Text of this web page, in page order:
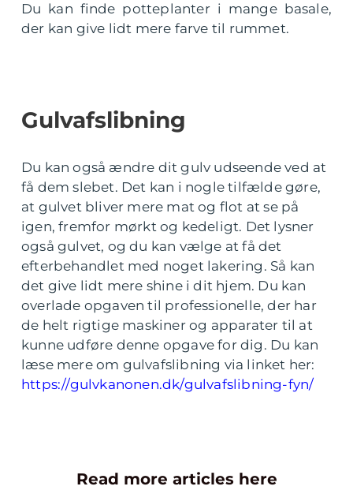
Du kan finde potteplanter i mange basale,
der kan give lidt mere farve til rummet.
Gulvafslibning
Du kan også ændre dit gulv udseende ved at
få dem slebet. Det kan i nogle tilfælde gøre,
at gulvet bliver mere mat og flot at se på
igen, fremfor mørkt og kedeligt. Det lysner
også gulvet, og du kan vælge at få det
efterbehandlet med noget lakering. Så kan
det give lidt mere shine i dit hjem. Du kan
overlade opgaven til professionelle, der har
de helt rigtige maskiner og apparater til at
kunne udføre denne opgave for dig. Du kan
læse mere om gulvafslibning via linket her:
https://gulvkanonen.dk/gulvafslibning-fyn/
Read more articles here